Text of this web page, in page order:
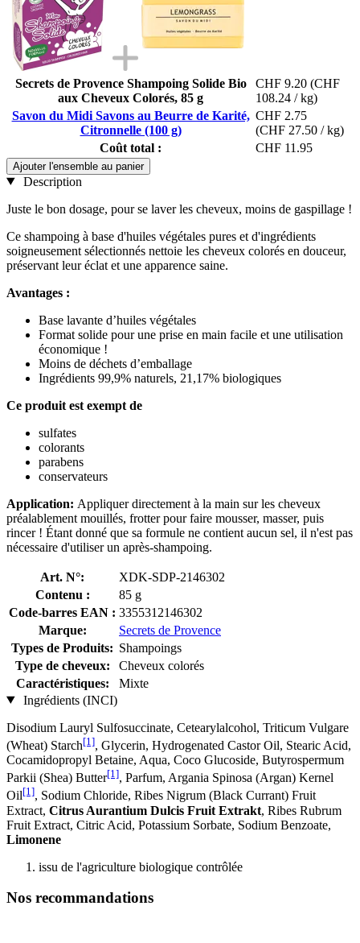
Secrets de Provence Shampoing Solide Bio
aux Cheveux Colorés, 85 g
CHF 9.20 (CHF
108.24 / kg)
Savon du Midi Savons au Beurre de Karité,
Citronnelle (100 g)
CHF 2.75
(CHF 27.50 / kg)
Coût total :
CHF 11.95
Ajouter l'ensemble au panier
Description
Juste le bon dosage, pour se laver les cheveux, moins de gaspillage !
Ce shampoing à base d'huiles végétales pures et d'ingrédients
soigneusement sélectionnés nettoie les cheveux colorés en douceur,
préservant leur éclat et une apparence saine.
Avantages :
Base lavante d’huiles végétales
Format solide pour une prise en main facile et une utilisation
économique !
Moins de déchets d’emballage
Ingrédients 99,9% naturels, 21,17% biologiques
Ce produit est exempt de
sulfates
colorants
parabens
conservateurs
Application: Appliquer directement à la main sur les cheveux
préalablement mouillés, frotter pour faire mousser, masser, puis
rincer ! Étant donné que sa formule ne contient aucun sel, il n'est pas
nécessaire d'utiliser un après-shampoing.
Art. N°:
XDK-SDP-2146302
Contenu :
85 g
Code-barres EAN : 3355312146302
Marque:
Secrets de Provence
Types de Produits: Shampoings
Type de cheveux:
Cheveux colorés
Caractéristiques:
Mixte
Ingrédients (INCI)
Disodium Lauryl Sulfosuccinate, Cetearylalcohol, Triticum Vulgare
(Wheat) Starch[1], Glycerin, Hydrogenated Castor Oil, Stearic Acid,
Cocamidopropyl Betaine, Aqua, Coco Glucoside, Butyrospermum
Parkii (Shea) Butter[1], Parfum, Argania Spinosa (Argan) Kernel
Oil[1], Sodium Chloride, Ribes Nigrum (Black Currant) Fruit
Extract, Citrus Aurantium Dulcis Fruit Extrakt, Ribes Rubrum
Fruit Extract, Citric Acid, Potassium Sorbate, Sodium Benzoate,
Limonene
issu de l'agriculture biologique contrôlée
Nos recommandations